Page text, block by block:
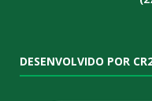
DESENVOLVIDO POR